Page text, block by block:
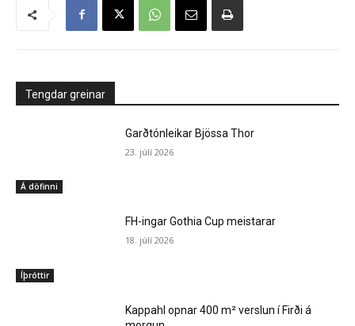
Tengdar greinar
Á döfinni
Garðtónleikar Bjössa Thor
23. júlí 2026
Íþróttir
FH-ingar Gothia Cup meistarar
18. júlí 2026
Kappahl opnar 400 m² verslun í Firði á